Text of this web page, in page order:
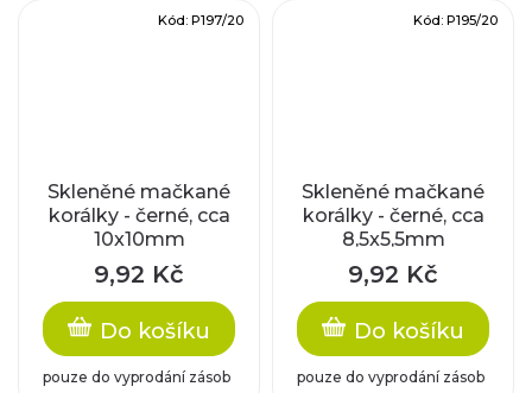
Skleněné mačkané
korálky - černé, cca
10x10mm
9,92 Kč
Do košíku
pouze do vyprodání zásob
Kód: P197/20
Skleněné mačkané
korálky - černé, cca
8,5x5,5mm
9,92 Kč
Do košíku
pouze do vyprodání zásob
Kód: P195/20